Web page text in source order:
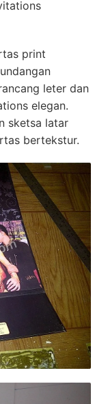
print
leter dan
elegan.
sketsa latar
bertekstur.